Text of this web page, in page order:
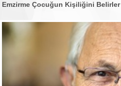
Emzirme Çocuğun Kişiliğini Belirler